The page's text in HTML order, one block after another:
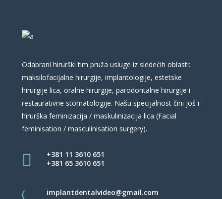
Odabrani hirurški tim pruža usluge iz sledećih oblasti:
maksilofacijalne hirurgije, implantologije, estetske
hirurgije lica, oralne hirurgije, parodontalne hirurgije i
restaurativne stomatologije. Našu specijalnost čini još i
hirurška feminizacija / maskulinizacija lica (Facial
feminisation / masculinisation surgery).
+381 11 3610 651
+381 65 3610 651
implantdentalvideo@gmail.com